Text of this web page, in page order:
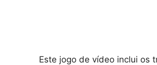
Este jogo de vídeo inclui os